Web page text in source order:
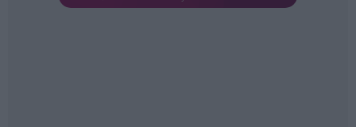
Registrarse